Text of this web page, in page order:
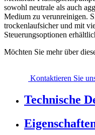
sowohl neutrale als auch
Medium zu verunreinigen.
trockenlaufsicher und mit
Steuerungsoptionen
Möchten Sie mehr über
Kontaktieren Sie
Technische